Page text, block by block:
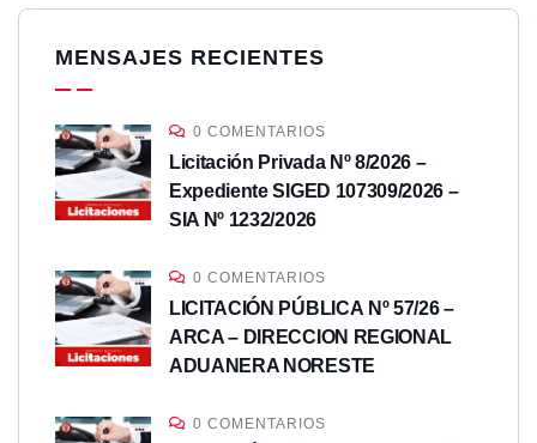
MENSAJES RECIENTES
0 COMENTARIOS
Licitación Privada Nº 8/2026 –
Expediente SIGED 107309/2026 –
SIA Nº 1232/2026
0 COMENTARIOS
LICITACIÓN PÚBLICA Nº 57/26 –
ARCA – DIRECCION REGIONAL
ADUANERA NORESTE
0 COMENTARIOS